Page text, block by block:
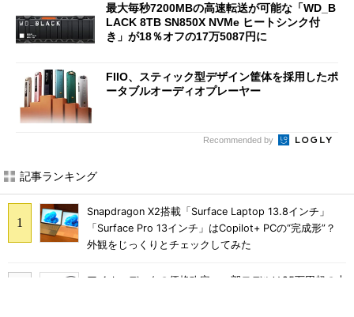
最大毎秒7200MBの高速転送が可能な「WD_B
LACK 8TB SN850X NVMe ヒートシンク付
き」が18％オフの17万5087円に
FIIO、スティック型デザイン筐体を採用したポ
ータブルオーディオプレーヤー
Recommended by
記事ランキング
Snapdragon X2搭載「Surface Laptop 13.8インチ」
「Surface Pro 13インチ」はCopilot+ PCの“完成形”？
外観をじっくりとチェックしてみた
アイオーデータの価格改定、一部モデルは25万円超の大